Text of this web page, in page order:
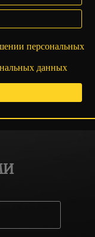
персональных
данных